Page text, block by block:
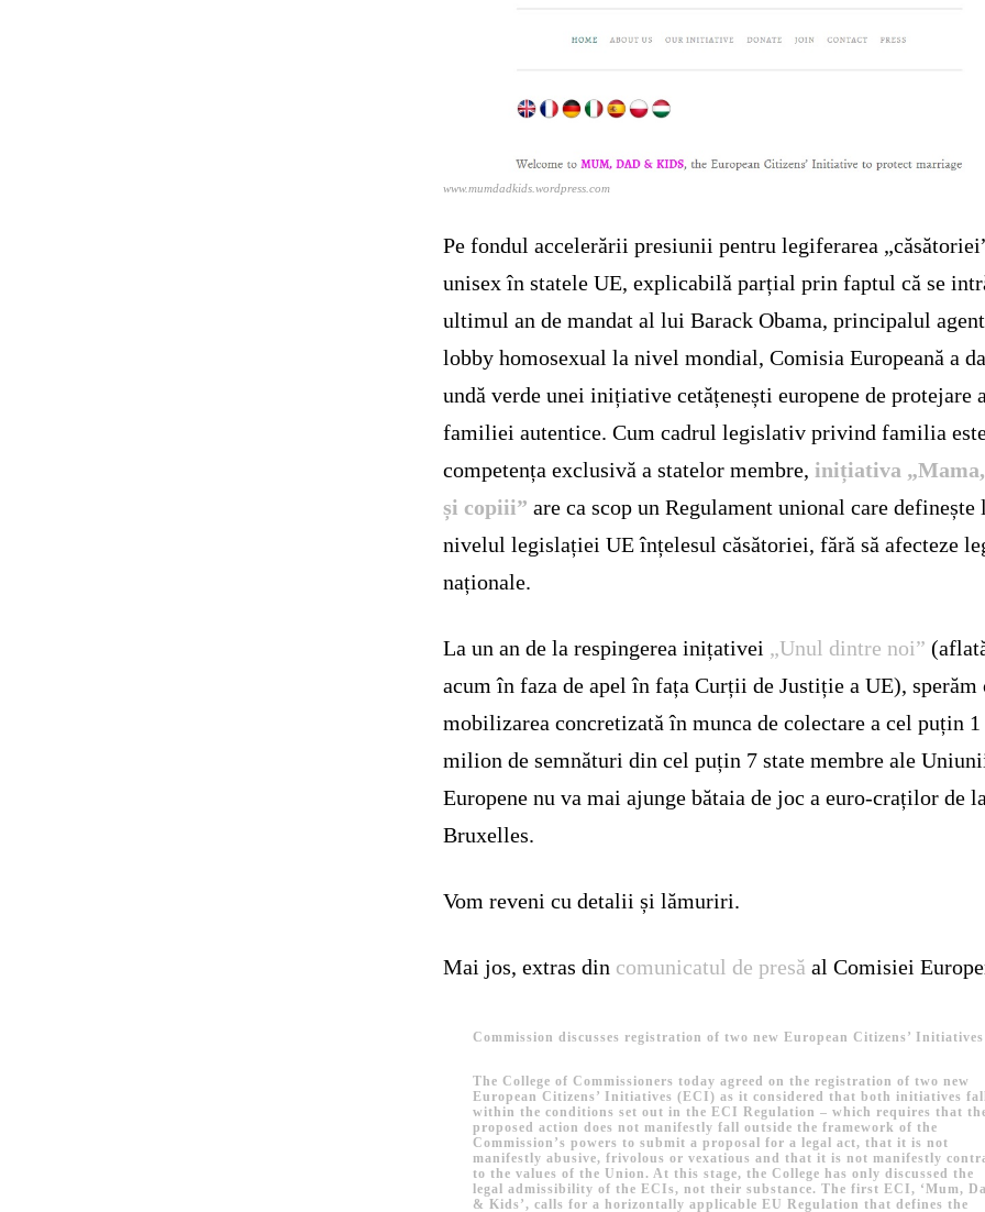
www.mumdadkids.wordpress.com
Pe fondul accelerării presiunii pentru legiferarea
unisex în statele UE, explicabilă parțial prin faptul că se
ultimul an de mandat al lui Barack Obama, principalul
lobby homosexual la nivel mondial, Comisia Europeană a
undă verde unei inițiative cetățenești europene de protejare
familiei autentice. Cum cadrul legislativ privind familia
competența exclusivă a statelor membre,inițiativa
și copiii” are ca scop un Regulament unional care definește
nivelul legislației UE înțelesul căsătoriei, fără să afecteze
naționale.
La un an de la respingerea inițativei „Unul dintre noi”
acum în faza de apel în fața Curții de Justiție a UE), sperăm
mobilizarea concretizată în munca de colectare a cel puțin 1
milion de semnături din cel puțin 7 state membre ale
Europene nu va mai ajunge bătaia de joc a euro-craților de
Bruxelles.
Vom reveni cu detalii și lămuriri.
Mai jos, extras din comunicatul de presă al Comisiei
Commission discusses registration of two new European Citizens’ Initiatives
The College of Commissioners today agreed on the registration of two new
European Citizens’ Initiatives (ECI) as it considered that both initiatives fall
within the conditions set out in the ECI Regulation – which requires that
proposed action does not manifestly fall outside the framework of the
Commission’s powers to submit a proposal for a legal act, that it is not
manifestly abusive, frivolous or vexatious and that it is not manifestly
to the values of the Union. At this stage, the College has only discussed the
legal admissibility of the ECIs, not their substance. The first ECI, ‘Mum,
& Kids’, calls for a horizontally applicable EU Regulation that defines the